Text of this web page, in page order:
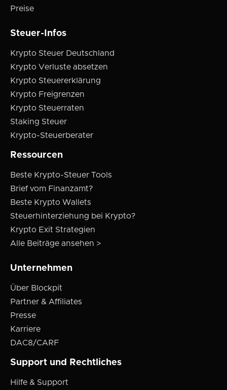
Preise
Steuer-Infos
Krypto Steuer Deutschland
Krypto Verluste absetzen
Krypto Steuererklärung
Krypto Freigrenzen
Krypto Steuerraten
Staking Steuer
Krypto-Steuerberater
Ressourcen
Beste Krypto-Steuer Tools
Brief vom Finanzamt?
Beste Krypto Wallets
Steuerhinterziehung bei Krypto?
Krypto Exit Strategien
Alle Beiträge ansehen >
Unternehmen
Über Blockpit
Partner & Affiliates
Presse
Karriere
DAC8/CARF
Support und Rechtliches
Hilfe & Support